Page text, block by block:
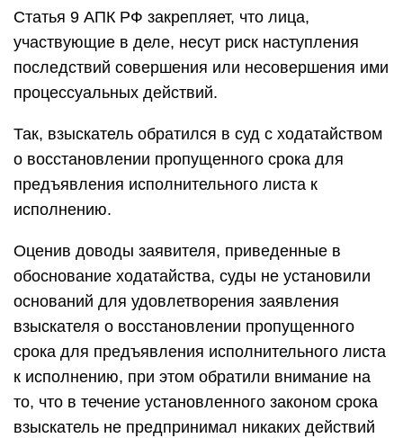
Статья 9 АПК РФ закрепляет, что лица,
участвующие в деле, несут риск наступления
последствий совершения или несовершения ими
процессуальных действий.
Так, взыскатель обратился в суд с ходатайством
о восстановлении пропущенного срока для
предъявления исполнительного листа к
исполнению.
Оценив доводы заявителя, приведенные в
обоснование ходатайства, суды не установили
оснований для удовлетворения заявления
взыскателя о восстановлении пропущенного
срока для предъявления исполнительного листа
к исполнению, при этом обратили внимание на
то, что в течение установленного законом срока
взыскатель не предпринимал никаких действий